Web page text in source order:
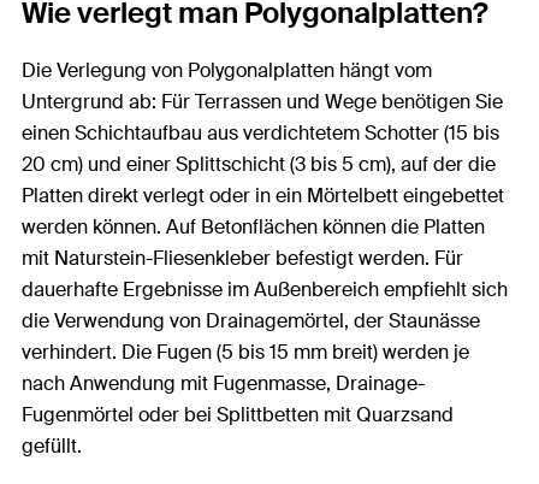
Wie verlegt man Polygonalplatten?
Die Verlegung von Polygonalplatten hängt vom
Untergrund ab: Für Terrassen und Wege benötigen Sie
einen Schichtaufbau aus verdichtetem Schotter (15 bis
20 cm) und einer Splittschicht (3 bis 5 cm), auf der die
Platten direkt verlegt oder in ein Mörtelbett eingebettet
werden können. Auf Betonflächen können die Platten
mit Naturstein-Fliesenkleber befestigt werden. Für
dauerhafte Ergebnisse im Außenbereich empfiehlt sich
die Verwendung von Drainagemörtel, der Staunässe
verhindert. Die Fugen (5 bis 15 mm breit) werden je
nach Anwendung mit Fugenmasse, Drainage-
Fugenmörtel oder bei Splittbetten mit Quarzsand
gefüllt.